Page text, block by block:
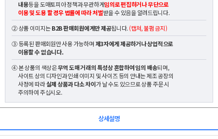
내용등을 도매토피아 정책과 무관하게임의로 편집하거나 무단으로
이용 및 도용 할 경우 법률에 따라 처벌받을 수 있음을 알려드립니다.
② 상품 이미지는B2B 판매회원에게만 제공됩니다.(캡쳐, 불펌 금지)
③ 등록된 판매회원만 사용 가능하며제3자에게 제공하거나 상업적으로
이용할 수 없습니다.
④ 본 상품의 색상은무역 도매 거래의 특성상 혼합하여 임의 배송되며,
사이트 상의 디자인과 인쇄 이미지 및 사이즈 등의 안내는 제조 공장의
사정에 따라실제 상품과 다소 차이가 날 수도 있으므로 상품 주문 시
주의하여 주십시오.
상세설명